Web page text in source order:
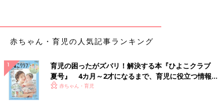
な文章の絵本がおすすめ
はありますか？
吉田 0～1才ごろの小さな赤ちゃんでも楽しめる絵本を2冊紹介
しますね。低月齢の赤ちゃんには、シンプルで見やすい絵と、リ
赤ちゃん・育児の人気記事ランキング
育児の困ったがズバリ！解決する本『ひよこクラブ
夏号』 4カ月～2才になるまで、育児に役立つ情報が
いっぱい！
赤ちゃん・育児